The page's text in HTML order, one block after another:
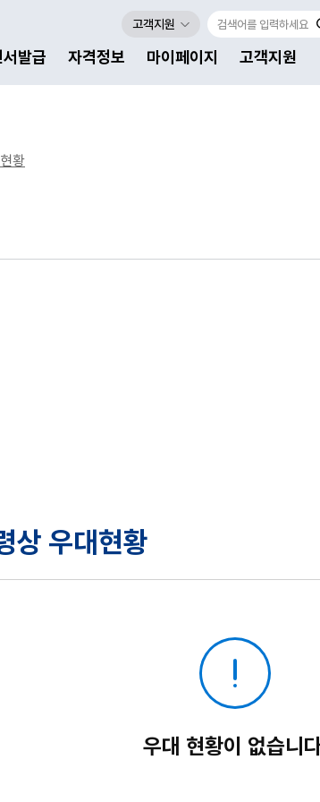
발급 자격정보 마이페이지 고객지원
고객지원
황
상 우대현황
우대 현황이 없습니